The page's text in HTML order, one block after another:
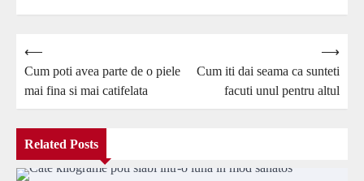
Navigare
în
⟵
Cum poti avea parte de o piele
mai fina si mai catifelata
Cum iti dai seama ca sunteti
facuti unul pentru altul
⟶
Related Posts